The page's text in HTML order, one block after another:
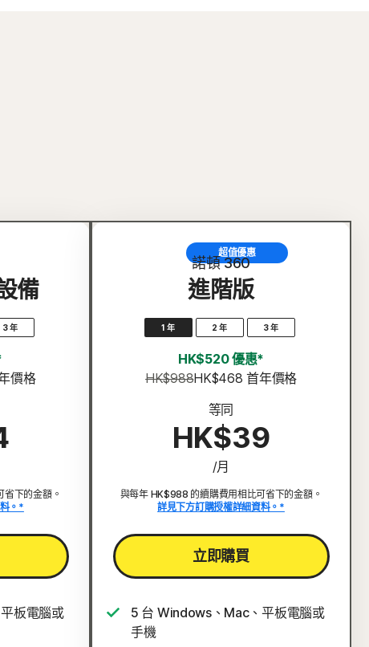
備
3 年
價格
下的金額。
。*
板電腦或
超值優惠
諾頓 360
進階版
1 年 2 年 3 年
HK$520 優惠*
HK$988HK$468 首年價格
等同
HK$39
/月
與每年 HK$988 的續購費用相比可省下的金額。
詳見下方訂購授權詳細資料。*
立即購買
5 台 Windows、Mac、平板電腦或
手機